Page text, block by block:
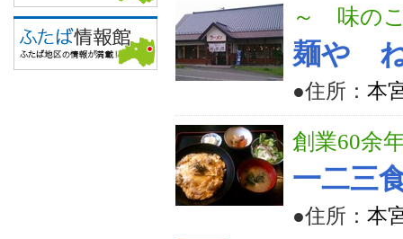
～ 味の
麺や
●住所： 本
創業60余
一二三
●住所： 本